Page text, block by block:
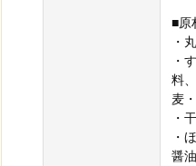
■原
・
・
料
麦
・
・
醤